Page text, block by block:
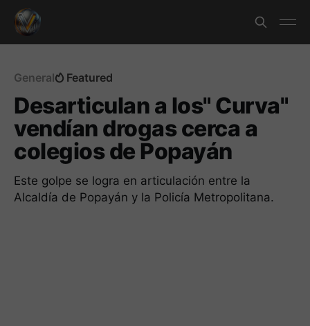
General Featured
Desarticulan a los" Curva"
vendían drogas cerca a
colegios de Popayán
Este golpe se logra en articulación entre la
Alcaldía de Popayán y la Policía Metropolitana.